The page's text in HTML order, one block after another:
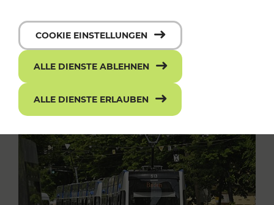
COOKIE EINSTELLUNGEN
ALLE DIENSTE ABLEHNEN
ALLE DIENSTE ERLAUBEN